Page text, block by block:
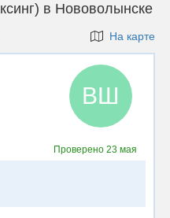
в Нововолынске
На карте
ВШ
Проверено 23 мая